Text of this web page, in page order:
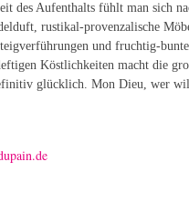
des Aufenthalts fühlt man sich
rustikal-provenzalische
und fruchtig-
Köstlichkeiten macht die
glücklich. Mon Dieu, wer